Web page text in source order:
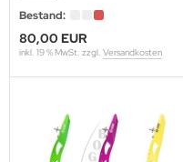
Bestand:
80,00 EUR
inkl. 19 % MwSt. zzgl. Versandkosten